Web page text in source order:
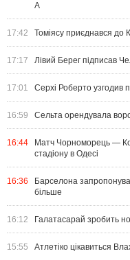
А
17:42 Томіясу приєднався до
17:17 Лівий Берег підписав
17:01 Серхі Роберто узгодив
16:59 Сельта орендувала
16:44
Матч Чорноморець —
стадіону в Одесі
16:36
Барселона
більше
16:12 Галатасарай зробить
15:55 Атлетіко цікавиться